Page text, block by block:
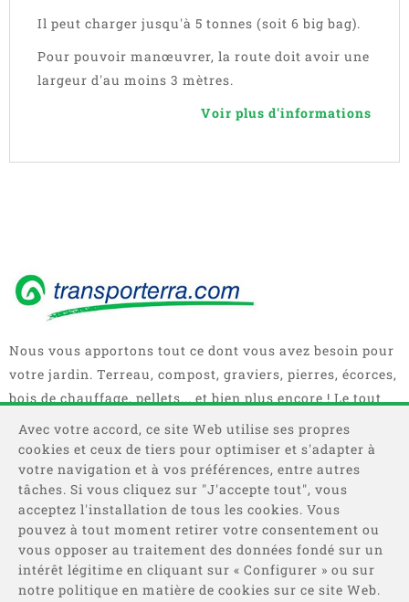
Il peut charger jusqu'à 5 tonnes (soit 6 big bag).
Pour pouvoir manœuvrer, la route doit avoir une
largeur d'au moins 3 mètres.
Voir plus d'informations
Nous vous apportons tout ce dont vous avez besoin pour
votre jardin. Terreau, compost, graviers, pierres, écorces,
bois de chauffage, pellets... et bien plus encore ! Le tout
en sacs, big bag ou camions complets.
Catégories
Avec votre accord, ce site Web utilise ses propres
cookies et ceux de tiers pour optimiser et s'adapter à
votre navigation et à vos préférences, entre autres
tâches. Si vous cliquez sur "J'accepte tout", vous
acceptez l'installation de tous les cookies. Vous
pouvez à tout moment retirer votre consentement ou
vous opposer au traitement des données fondé sur un
intérêt légitime en cliquant sur « Configurer » ou sur
notre politique en matière de cookies sur ce site Web.